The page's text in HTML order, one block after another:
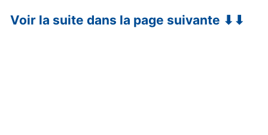
Voir la suite dans la page suivante ⬇⬇